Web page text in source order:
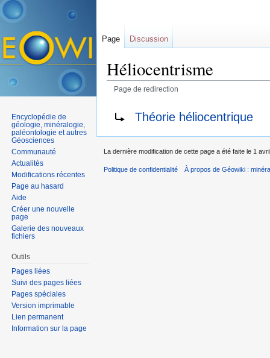
Héliocentrisme
Page de redirection
Rediriger vers :Théorie héliocentrique
Page Discussion
Encyclopédie de
géologie, minéralogie,
paléontologie et autres
Géosciences
Communauté
Actualités
Modifications récentes
Page au hasard
Aide
Créer une nouvelle
page
Galerie des nouveaux
fichiers
Outils
Pages liées
Suivi des pages liées
Pages spéciales
Version imprimable
Lien permanent
Information sur la page
La dernière modification de cette page a été faite le 1
Politique de confidentialité À propos de Géowiki :